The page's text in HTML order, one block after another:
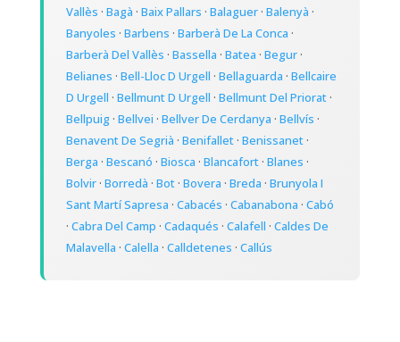
Vallès · Bagà · Baix Pallars · Balaguer· Balenyà ·
Banyoles · Barbens · Barberà De La Conca ·
Barberà Del Vallès · Bassella · Batea · Begur·
Belianes · Bell-Lloc D Urgell · Bellaguarda · Bellcaire
D Urgell · Bellmunt D Urgell · Bellmunt Del Priorat·
Bellpuig· Bellvei · Bellver De Cerdanya · Bellvís ·
Benavent De Segrià · Benifallet· Benissanet·
Berga · Bescanó · Biosca · Blancafort· Blanes ·
Bolvir· Borredà · Bot· Bovera · Breda · Brunyola I
Sant Martí Sapresa · Cabacés · Cabanabona · Cabó
· Cabra Del Camp · Cadaqués · Calafell · Caldes De
Malavella · Calella · Calldetenes · Callús